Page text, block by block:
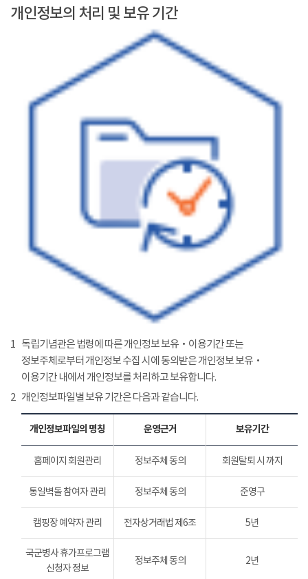
개인정보의 처리 및 보유 기간
1 독립기념관은 법령에 따른 개인정보 보유‧이용기간 또는
정보주체로부터 개인정보 수집 시에 동의받은 개인정보 보유‧
이용기간 내에서 개인정보를 처리하고 보유합니다.
2 개인정보파일별 보유 기간은 다음과 같습니다.
개인정보파일의 명칭 운영근거 보유기간
홈페이지 회원관리 정보주체 동의 회원탈퇴 시 까지
통일벽돌 참여자 관리 정보주체 동의 준영구
캠핑장 예약자 관리 전자상거래법 제6조 5년
국군병사 휴가프로그램
신청자 정보
정보주체 동의 2년